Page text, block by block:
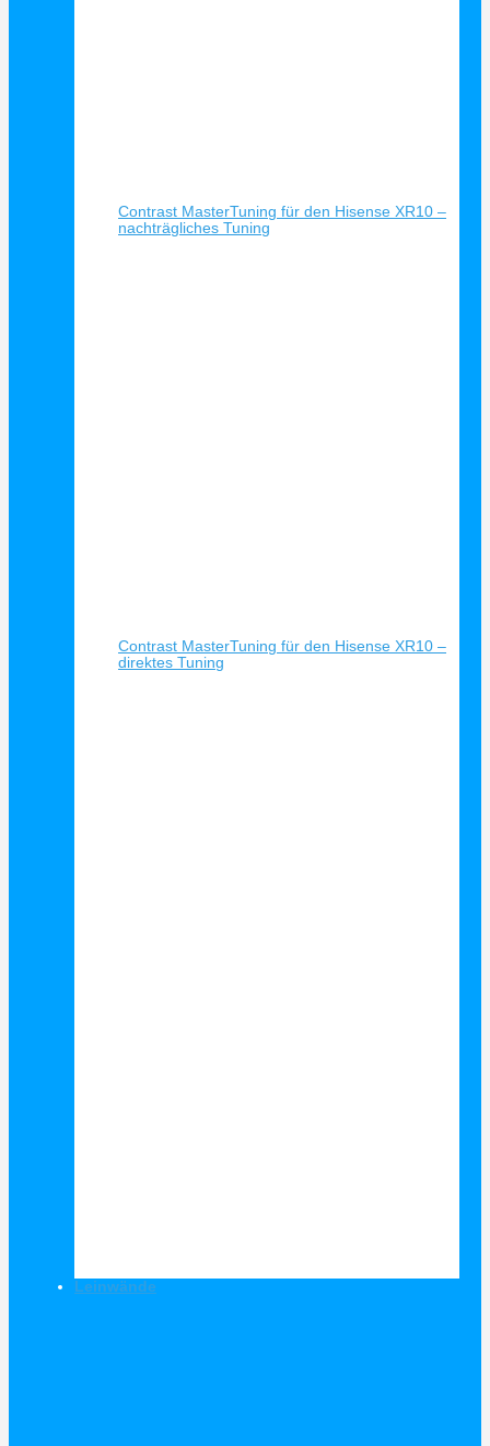
Contrast MasterTuning für den Hisense XR10 –
nachträgliches Tuning
Contrast MasterTuning für den Hisense XR10 –
direktes Tuning
Leinwände